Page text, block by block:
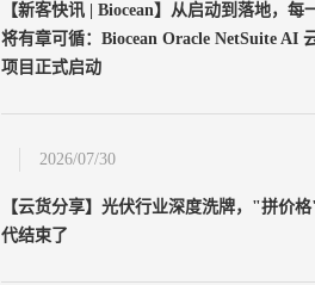
【新客快讯 | Biocean】从启动到落地，每
将有章可循：Biocean Oracle NetSuite AI
项目正式启动
2026/07/30
【云货分享】光伏行业深度洗牌，"拼价
代结束了